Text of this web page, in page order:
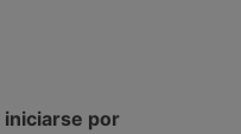
iniciarse por